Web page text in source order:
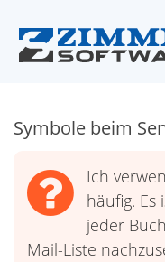
Symbole beim
Ich
häufig.
jeder
Mail-Liste